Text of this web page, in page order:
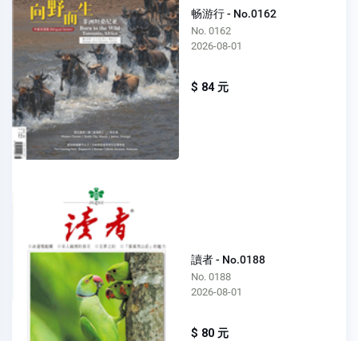
畅游行 - No.0162
No. 0162
2026-08-01
$ 84 元
讀者 - No.0188
No. 0188
2026-08-01
$ 80 元